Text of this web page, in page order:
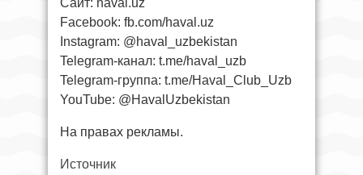
Facebook: fb.com/haval.uz
Instagram: @haval_uzbekistan
Telegram-канал: t.me/haval_uzb
Telegram-группа: t.me/Haval_Club_Uzb
YouTube: @HavalUzbekistan
На правах рекламы.
Источник